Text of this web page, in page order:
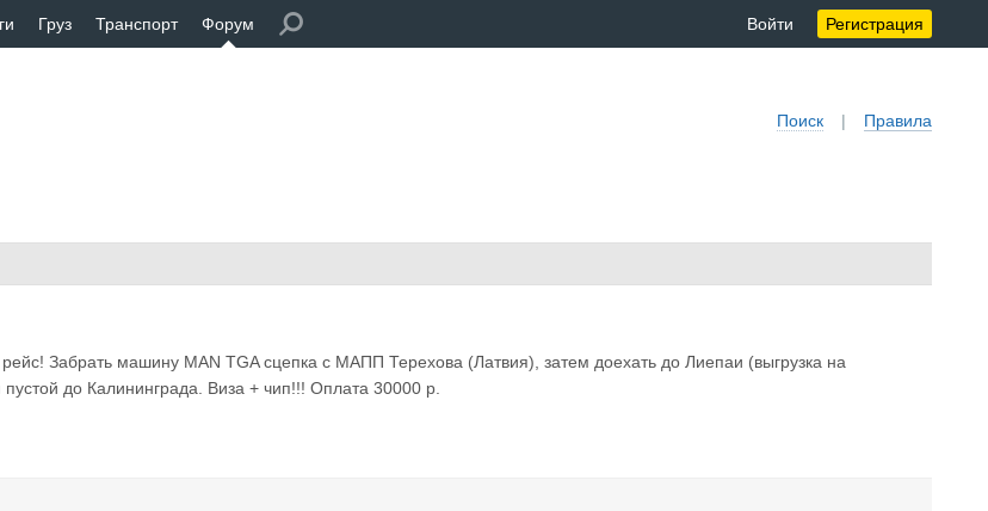
Груз Транспорт Форум Войти Регистрация
Поиск | Правила
Забрать машину МАN TGA сцепка с МАПП Терехова (Латвия), затем доехать до Лиепаи (выгрузка на
до Калининграда. Виза + чип!!! Оплата 30000 р.